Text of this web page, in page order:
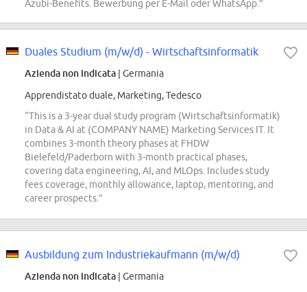
Azubi-Benefits. Bewerbung per E-Mail oder WhatsApp.”
Duales Studium (m/w/d) - Wirtschaftsinformatik
Azienda non indicata | Germania
Apprendistato duale, Marketing, Tedesco
“This is a 3-year dual study program (Wirtschaftsinformatik)
in Data & AI at (COMPANY NAME) Marketing Services IT. It
combines 3-month theory phases at FHDW
Bielefeld/Paderborn with 3-month practical phases,
covering data engineering, AI, and MLOps. Includes study
fees coverage, monthly allowance, laptop, mentoring, and
career prospects.”
Ausbildung zum Industriekaufmann (m/w/d)
Azienda non indicata | Germania